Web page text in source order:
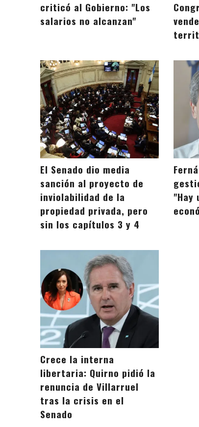
criticó al Gobierno: "Los
salarios no alcanzan"
El Senado dio media
sanción al proyecto de
inviolabilidad de la
propiedad privada, pero
sin los capítulos 3 y 4
"Hay
Crece la interna
libertaria: Quirno pidió la
renuncia de Villarruel
tras la crisis en el
Senado